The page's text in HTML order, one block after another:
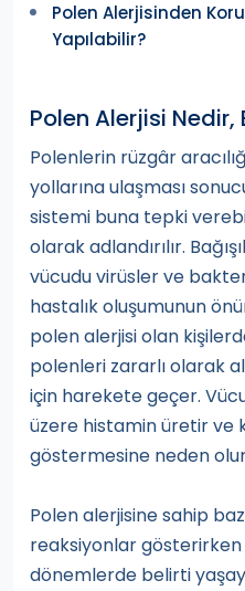
Polen Alerjisinden
Yapılabilir?
Polen Alerjisi
Polenlerin rüzgâr
yollarına ulaşması
sistemi buna tepki
olarak adlandırılır.
vücudu virüsler ve
hastalık oluşumunun
polen alerjisi olan
polenleri zararlı olarak
için harekete geçer.
üzere histamin üretir ve
göstermesine neden
Polen alerjisine sahip
reaksiyonlar gösterirken
dönemlerde belirti